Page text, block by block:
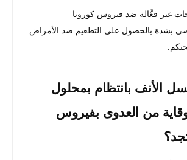
غير فعَّالة ضد فيروس كورونا
2019، يُوصى بشدة بالحصول على التطعيم ضد الأمراض
الأنف بانتظام بمحلول
من العدوى بفيروس